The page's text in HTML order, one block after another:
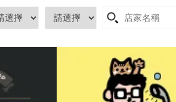
衣服太
然變
鍵。